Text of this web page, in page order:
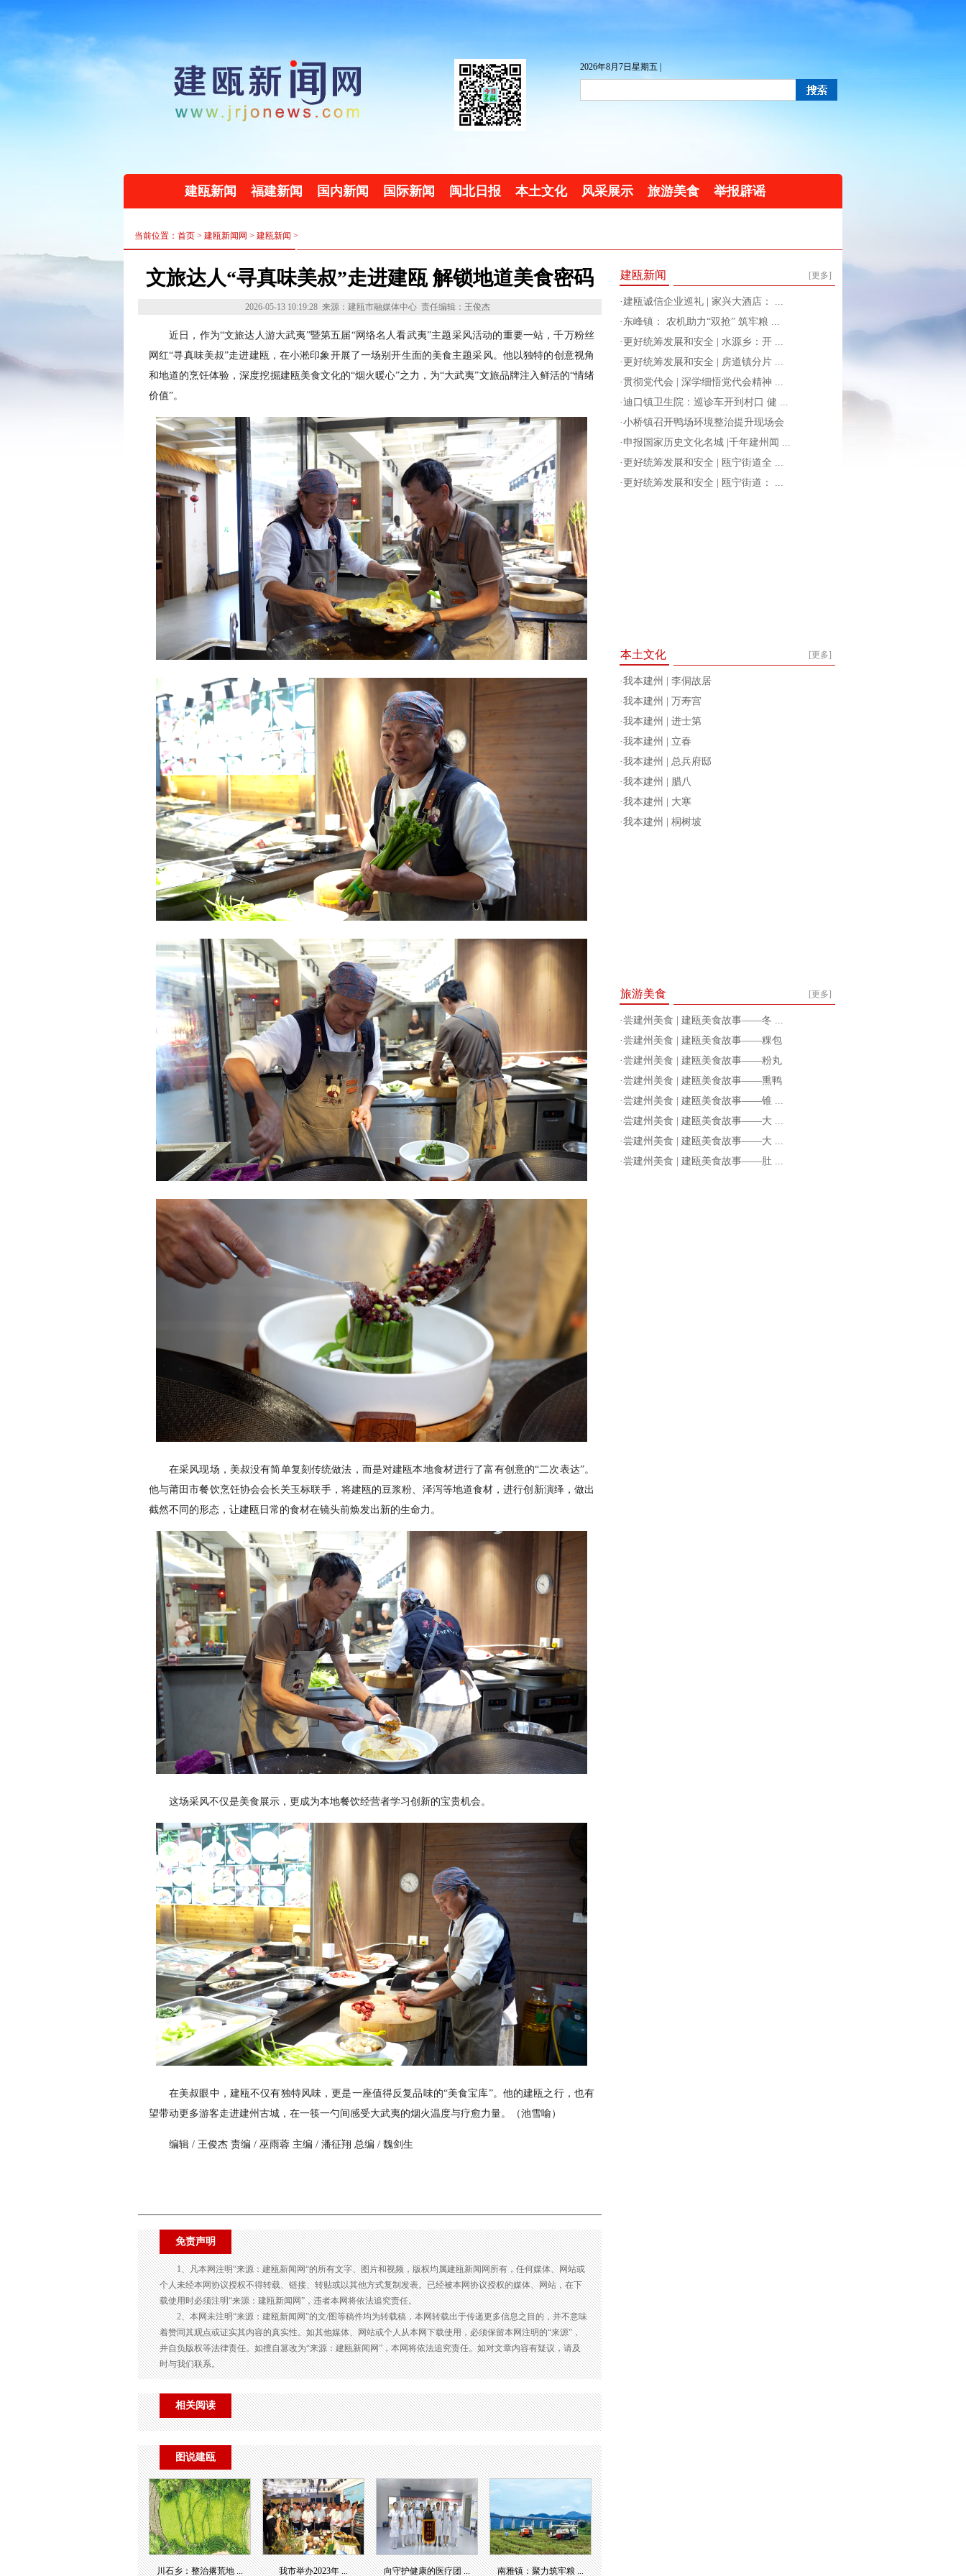
2026年8月7日星期五 |
建瓯新闻 福建新闻 国内新闻 国际新闻 闽北日报 本土文化 风采展示 旅游美食 举报辟谣
当前位置：首页 > 建瓯新闻网 > 建瓯新闻 >
文旅达人“寻真味美叔”走进建瓯 解锁地道美食密码
2026-05-13 10:19:28 来源：建瓯市融媒体中心 责任编辑：王俊杰
近日，作为“文旅达人游大武夷”暨第五届“网络名人看武夷”主题采风活动的重要一站，千万粉丝
网红“寻真味美叔”走进建瓯，在小淞印象开展了一场别开生面的美食主题采风。他以独特的创意视角
和地道的烹饪体验，深度挖掘建瓯美食文化的“烟火暖心”之力，为“大武夷”文旅品牌注入鲜活的“情绪
价值”。
在采风现场，美叔没有简单复刻传统做法，而是对建瓯本地食材进行了富有创意的“二次表达”。
他与莆田市餐饮烹饪协会会长关玉标联手，将建瓯的豆浆粉、泽泻等地道食材，进行创新演绎，做出
截然不同的形态，让建瓯日常的食材在镜头前焕发出新的生命力。
这场采风不仅是美食展示，更成为本地餐饮经营者学习创新的宝贵机会。
在美叔眼中，建瓯不仅有独特风味，更是一座值得反复品味的“美食宝库”。他的建瓯之行，也有
望带动更多游客走进建州古城，在一筷一勺间感受大武夷的烟火温度与疗愈力量。（池雪喻）
编辑 / 王俊杰 责编 / 巫雨蓉 主编 / 潘征翔 总编 / 魏剑生
免责声明
1、凡本网注明“来源：建瓯新闻网“的所有文字、图片和视频，版权均属建瓯新闻网所有，任何媒体、网站或
个人未经本网协议授权不得转载、链接、转贴或以其他方式复制发表。已经被本网协议授权的媒体、网站，在下
载使用时必须注明“来源：建瓯新闻网”，违者本网将依法追究责任。
2、本网未注明“来源：建瓯新闻网”的文/图等稿件均为转载稿，本网转载出于传递更多信息之目的，并不意味
着赞同其观点或证实其内容的真实性。如其他媒体、网站或个人从本网下载使用，必须保留本网注明的“来源”，
并自负版权等法律责任。如擅自篡改为“来源：建瓯新闻网”，本网将依法追究责任。如对文章内容有疑议，请及
时与我们联系。
相关阅读
图说建瓯
川石乡：整治撂荒地 ... 我市举办2023年 ... 向守护健康的医疗团 ... 南雅镇：聚力筑牢粮 ...
[更多]
建瓯新闻
·建瓯诚信企业巡礼 | 家兴大酒店： ...
· 东峰镇： 农机助力“双抢” 筑牢粮 ...
· 更好统筹发展和安全 | 水源乡：开 ...
· 更好统筹发展和安全 | 房道镇分片 ...
·贯彻党代会 | 深学细悟党代会精神 ...
·迪口镇卫生院：巡诊车开到村口 健 ...
·小桥镇召开鸭场环境整治提升现场会
· 申报国家历史文化名城 |千年建州闻 ...
· 更好统筹发展和安全 | 瓯宁街道全 ...
· 更好统筹发展和安全 | 瓯宁街道： ...
[更多]
本土文化
·我本建州 | 李侗故居
·我本建州 | 万寿宫
·我本建州 | 进士第
·我本建州 | 立春
·我本建州 | 总兵府邸
·我本建州 | 腊八
·我本建州 | 大寒
·我本建州 | 桐树坡
[更多]
旅游美食
·尝建州美食 | 建瓯美食故事——冬 ...
·尝建州美食 | 建瓯美食故事——粿包
·尝建州美食 | 建瓯美食故事——粉丸
·尝建州美食 | 建瓯美食故事——熏鸭
·尝建州美食 | 建瓯美食故事——锥 ...
·尝建州美食 | 建瓯美食故事——大 ...
·尝建州美食 | 建瓯美食故事——大 ...
·尝建州美食 | 建瓯美食故事——肚 ...